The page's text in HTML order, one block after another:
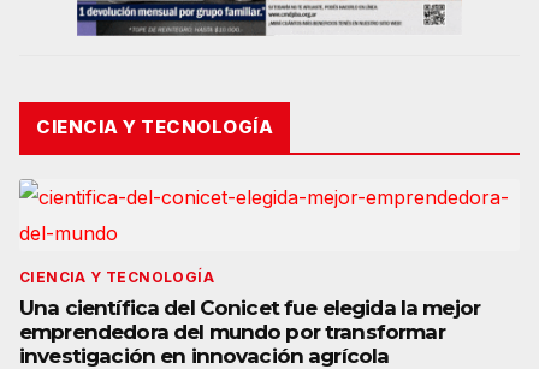
CIENCIA Y TECNOLOGÍA
CIENCIA Y TECNOLOGÍA
Una científica del Conicet fue elegida la mejor
emprendedora del mundo por transformar
investigación en innovación agrícola